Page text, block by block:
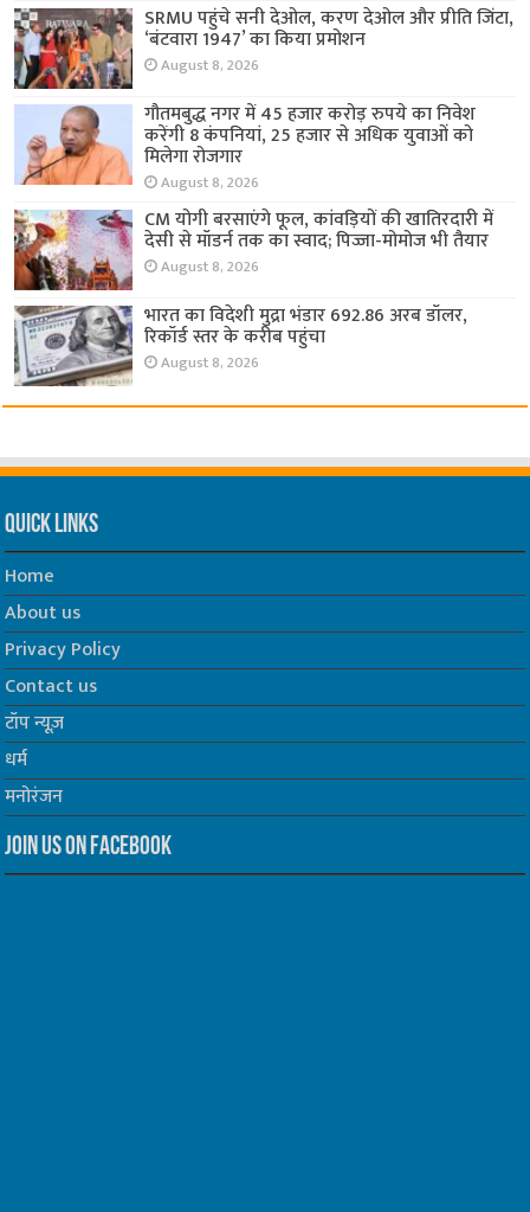
SRMU पहुंचे सनी देओल, करण देओल और प्रीति जिंटा,
‘बंटवारा 1947’ का किया प्रमोशन
August 8, 2026
गौतमबुद्ध नगर में 45 हजार करोड़ रुपये का निवेश
करेंगी 8 कंपनियां, 25 हजार से अधिक युवाओं को
मिलेगा रोजगार
August 8, 2026
CM योगी बरसाएंगे फूल, कांवड़ियों की खातिरदारी में
देसी से मॉडर्न तक का स्वाद; पिज्जा-मोमोज भी तैयार
August 8, 2026
भारत का विदेशी मुद्रा भंडार 692.86 अरब डॉलर,
रिकॉर्ड स्तर के करीब पहुंचा
August 8, 2026
Quick Links
Home
About us
Privacy Policy
Contact us
टॉप न्यूज़
धर्म
मनोरंजन
Join us on Facebook